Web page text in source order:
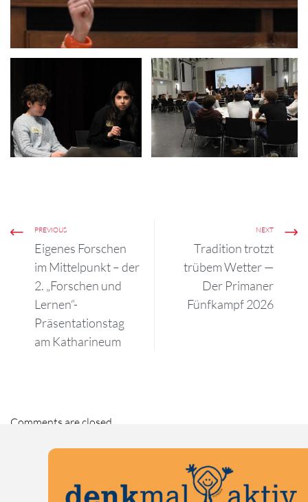
PREVIOUS
Eigenes Forschen
im Mittelpunkt – der
2. „Forschen und
Lernen“-
Präsentationstag
am Katharineum
NEXT
Tradition trotzt
trübem Wetter —
Der Primaner
Fünfkampf 2026
Comments are closed.